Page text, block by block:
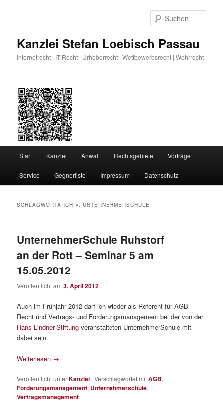
Kanzlei Stefan Loebisch Passau
Internetrecht | IT-Recht | Urheberrecht | Wettbewerbsrecht | Wehrrecht
Start Kanzlei Anwalt Rechtsgebiete Vorträge
Service Gegnerliste Impressum Datenschutz
SCHLAGWORTARCHIV:UNTERNEHMERSCHULE
UnternehmerSchule Ruhstorf
an der Rott – Seminar 5 am
15.05.2012
Veröffentlicht am3. April 2012
Auch im Frühjahr 2012 darf ich wieder als Referent für AGB-
Recht und Vertrags- und Forderungsmanagement bei der von der
Hans-Lindner-Stiftung veranstalteten UnternehmerSchule mit
dabei sein.
Weiterlesen →
Veröffentlicht unterKanzlei |Verschlagwortet mitAGB,
Forderungsmanagement, Unternehmerschule,
Vertragsmanagement